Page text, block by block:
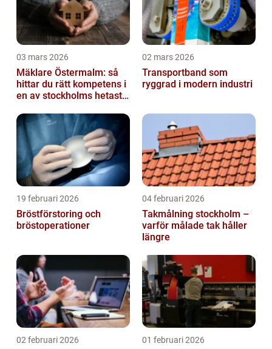
03 mars 2026
Mäklare Östermalm: så
hittar du rätt kompetens i
en av stockholms hetaste
02 mars 2026
Transportband som
ryggrad i modern industri
19 februari 2026
Bröstförstoring och
bröstoperationer
04 februari 2026
Takmålning stockholm –
varför målade tak håller
längre
02 februari 2026 01 februari 2026